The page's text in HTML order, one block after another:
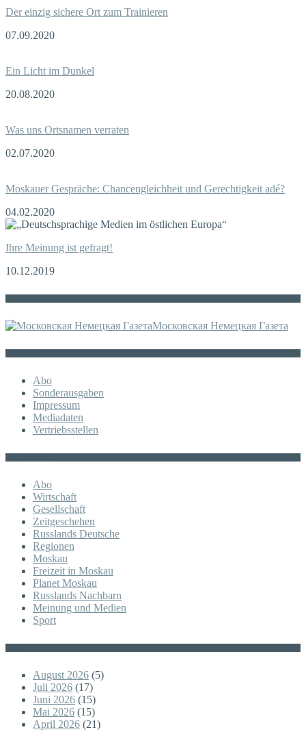
Der einzig sichere Ort zum Trainieren
07.09.2020
Ein Licht im Dunkel
20.08.2020
Was uns Ortsnamen verraten
02.07.2020
Moskauer Gespräche: Chancengleichheit und Gerechtigkeit adé?
04.02.2020
Ihre Meinung ist gefragt!
10.12.2019
Московская Немецкая Газета
Abo
Sonderausgaben
Impressum
Mediadaten
Vertriebsstellen
Abo
Wirtschaft
Gesellschaft
Zeitgeschehen
Russlands Deutsche
Regionen
Moskau
Freizeit in Moskau
Planet Moskau
Russlands Nachbarn
Meinung und Medien
Sport
August 2026 (5)
Juli 2026 (17)
Juni 2026 (15)
Mai 2026 (15)
April 2026 (21)